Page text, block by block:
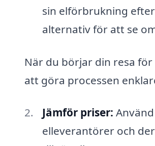
sin elförbrukning
alternativ för att se
När du börjar din resa
att göra processen
Jämför priser:
elleverantörer och